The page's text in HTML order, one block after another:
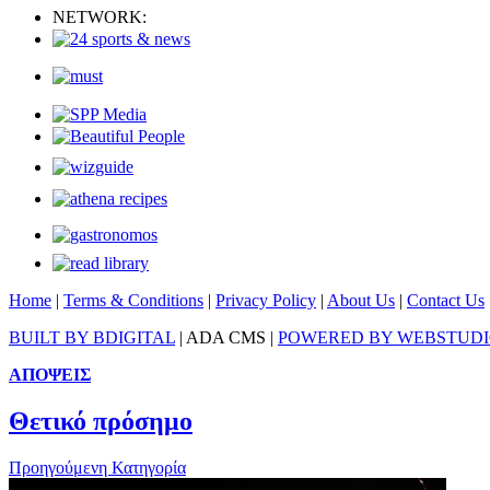
NETWORK:
Home | Terms & Conditions | Privacy Policy | About Us | Contact Us
BUILT BY BDIGITAL | ADA CMS | POWERED BY
ΑΠΟΨΕΙΣ
Θετικό πρόσημο
Προηγούμενη Κατηγορία